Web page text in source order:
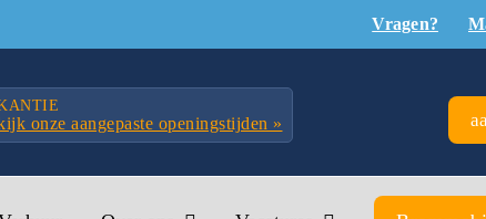
Vragen?
onze aangepaste openingstijden »